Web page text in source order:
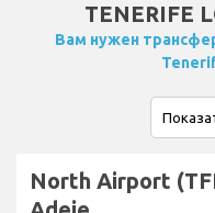
TENERIFE
Вам нужен
North Airport